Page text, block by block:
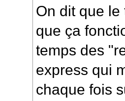
On dit que
que ça
temps des
express qui
chaque fois